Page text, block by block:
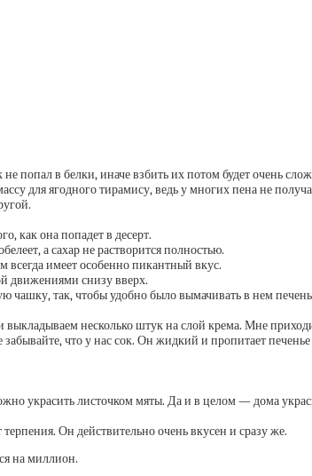
попал в белки, иначе взбить их потом будет очень
для ягодного тирамису, ведь у многих пена не
как она попадет в десерт.
а сахар не растворится полностью.
имеет особенно пикантный вкус.
движениями снизу вверх.
чашку, так, чтобы удобно было вымачивать в нем
несколько штук на слой крема. Мне
что у нас сок. Он жидкий и пропитает
украсить листочком мяты. Да и в целом — дома
Он действительно очень вкусен и сразу же.
на миллион.